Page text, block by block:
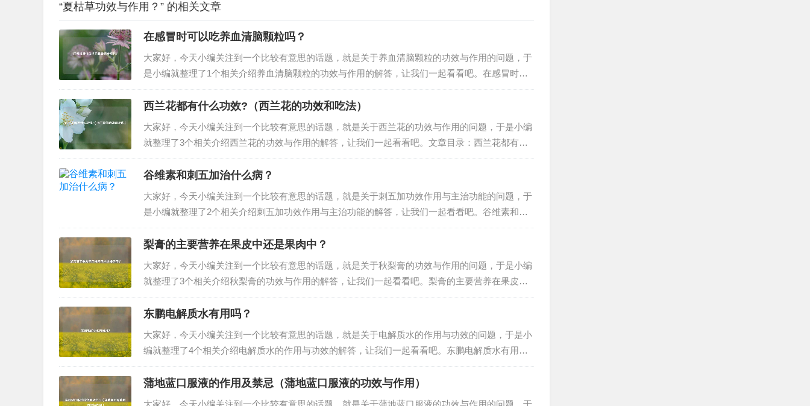
“夏枯草功效与作用？” 的相关文章
在感冒时可以吃养血清脑颗粒吗？
大家好，今天小编关注到一个比较有意思的话题，就是关于养血清脑颗粒的功效与作用的问题，于
是小编就整理了1个相关介绍养血清脑颗粒的功效与作用的解答，让我们一起看看吧。在感冒时可
以吃养血清脑颗粒吗？在感冒时可以吃养血清脑颗粒吗？在感冒的时候是可以吃养血清脑颗粒的，
是不会对感冒造成影响的。引起感冒的原因，多...
西兰花都有什么功效?（西兰花的功效和吃法）
大家好，今天小编关注到一个比较有意思的话题，就是关于西兰花的功效与作用的问题，于是小编
就整理了3个相关介绍西兰花的功效与作用的解答，让我们一起看看吧。文章目录：西兰花都有什
么功效?西兰花的功效和吃法西兰花的功效与作用有哪些一、西兰花都有什么功效?西兰花具有多种
健康功效西兰花营养丰富、口味鲜美，被《时...
谷维素和刺五加治什么病？
大家好，今天小编关注到一个比较有意思的话题，就是关于刺五加功效作用与主治功能的问题，于
是小编就整理了2个相关介绍刺五加功效作用与主治功能的解答，让我们一起看看吧。谷维素和刺
五加治什么病？刺五加有哪些形态特征和功效？谷维素和刺五加治什么病？谷维素改善植物神经功
能和内分泌调节等作用。而刺五加主治：风寒，...
梨膏的主要营养在果皮中还是果肉中？
大家好，今天小编关注到一个比较有意思的话题，就是关于秋梨膏的功效与作用的问题，于是小编
就整理了3个相关介绍秋梨膏的功效与作用的解答，让我们一起看看吧。梨膏的主要营养在果皮中
还是果肉中？秋梨膏的功效与作用？秋梨膏熬那么久还有营养吗？梨膏的主要营养在果皮中还是果
肉中？梨膏的主要营养在果皮中首先，梨皮含有...
东鹏电解质水有用吗？
大家好，今天小编关注到一个比较有意思的话题，就是关于电解质水的作用与功效的问题，于是小
编就整理了4个相关介绍电解质水的作用与功效的解答，让我们一起看看吧。东鹏电解质水有用
吗？补液元电解质固体饮料有什么作用？电解质水是带气的吗？天豹电解质水怎么样？东鹏电解质
水有用吗？管用。电解质水可以补充微量元素和缺...
蒲地蓝口服液的作用及禁忌（蒲地蓝口服液的功效与作用）
大家好，今天小编关注到一个比较有意思的话题，就是关于蒲地蓝口服液的功效与作用的问题，于